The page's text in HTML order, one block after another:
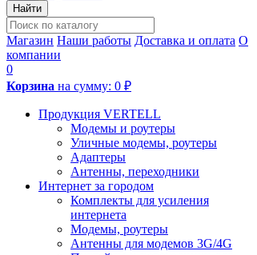
Найти
Магазин Наши работы Доставка и оплата О
компании
0
Корзина на сумму: 0 ₽
Продукция VERTELL
Модемы и роутеры
Уличные модемы, роутеры
Адаптеры
Антенны, переходники
Интернет за городом
Комплекты для усиления
интернета
Модемы, роутеры
Антенны для модемов 3G/4G